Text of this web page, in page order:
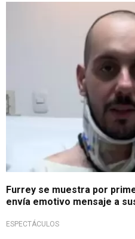
Furrey se muestra por
envía emotivo mensaje a
ESPECTÁCULOS